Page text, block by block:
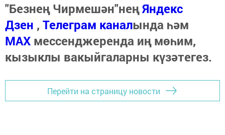
"Безнең Чирмешән"неңЯндекс
Дзен , Телеграм каналында һәм
МАХ мессенджеренда иң мөһим,
кызыклы вакыйгаларны күзәтегез.
Перейти на страницу новости